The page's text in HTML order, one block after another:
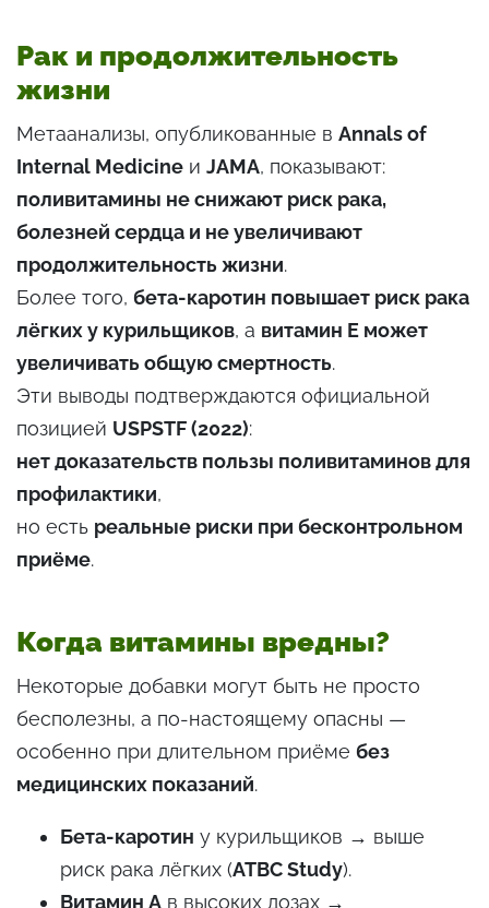
Рак и продолжительность
жизни
Метаанализы, опубликованные в Annals of
Internal Medicine и JAMA, показывают:
поливитамины не снижают риск рака,
болезней сердца и не увеличивают
продолжительность жизни.
Более того, бета-каротин повышает риск рака
лёгких у курильщиков, а витамин Е может
увеличивать общую смертность.
Эти выводы подтверждаются официальной
позицией USPSTF (2022):
нет доказательств пользы поливитаминов для
профилактики,
но есть реальные риски при бесконтрольном
приёме.
Когда витамины вредны?
Некоторые добавки могут быть не просто
бесполезны, а по-настоящему опасны —
особенно при длительном приёме без
медицинских показаний.
Бета-каротин у курильщиков → выше
риск рака лёгких (ATBC Study).
Витамин A в высоких дозах →